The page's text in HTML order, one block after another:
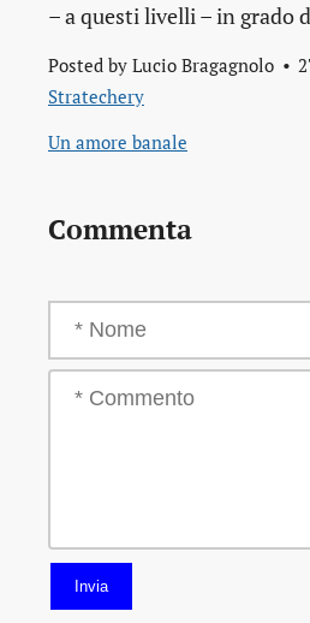
– a questi livelli – in grado
Posted by Lucio Bragagnolo
Stratechery
Un amore banale
Commenta
Invia